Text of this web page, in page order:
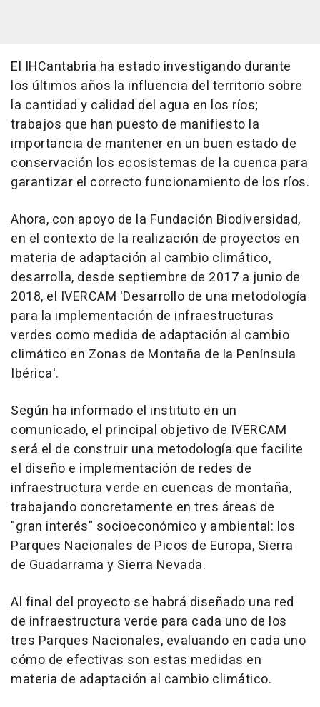
El IHCantabria ha estado investigando durante
los últimos años la influencia del territorio sobre
la cantidad y calidad del agua en los ríos;
trabajos que han puesto de manifiesto la
importancia de mantener en un buen estado de
conservación los ecosistemas de la cuenca para
garantizar el correcto funcionamiento de los ríos.
Ahora, con apoyo de la Fundación Biodiversidad,
en el contexto de la realización de proyectos en
materia de adaptación al cambio climático,
desarrolla, desde septiembre de 2017 a junio de
2018, el IVERCAM 'Desarrollo de una metodología
para la implementación de infraestructuras
verdes como medida de adaptación al cambio
climático en Zonas de Montaña de la Península
Ibérica'.
Según ha informado el instituto en un
comunicado, el principal objetivo de IVERCAM
será el de construir una metodología que facilite
el diseño e implementación de redes de
infraestructura verde en cuencas de montaña,
trabajando concretamente en tres áreas de
"gran interés" socioeconómico y ambiental: los
Parques Nacionales de Picos de Europa, Sierra
de Guadarrama y Sierra Nevada.
Al final del proyecto se habrá diseñado una red
de infraestructura verde para cada uno de los
tres Parques Nacionales, evaluando en cada uno
cómo de efectivas son estas medidas en
materia de adaptación al cambio climático.